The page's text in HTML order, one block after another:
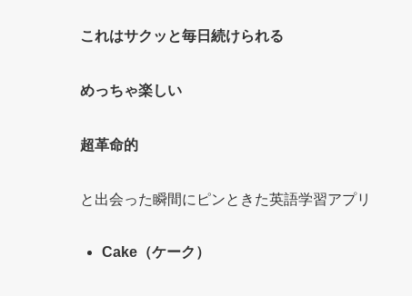
これはサクッと毎日続けられる
めっちゃ楽しい
超革命的
と出会った瞬間にピンときた英語学習アプリ
Cake（ケーク）